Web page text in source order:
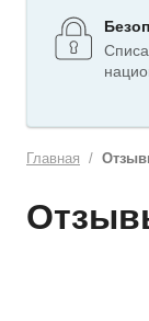
Главная